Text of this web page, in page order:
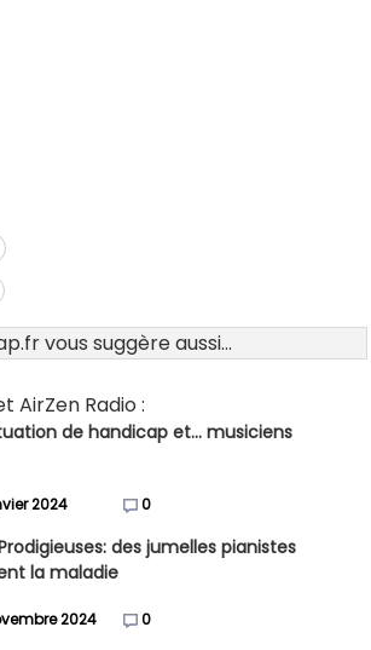
vous suggère aussi...
AirZen Radio :
de handicap et... musiciens
2024 0
des jumelles pianistes
la maladie
2024 0